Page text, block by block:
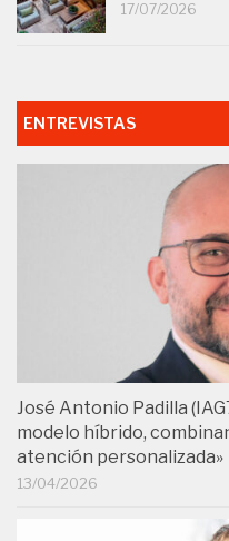
17/07/2026
ENTREVISTAS
José Antonio Padilla
modelo híbrido,
atención personalizada»
13/04/2026